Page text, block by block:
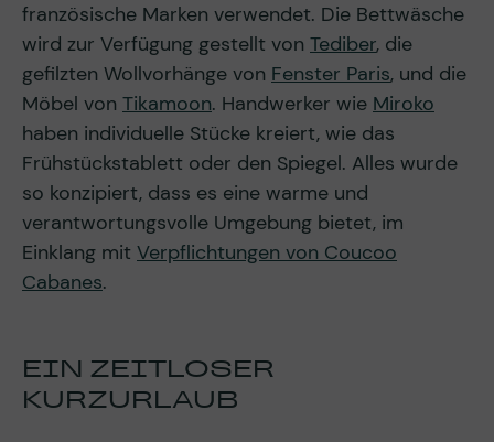
französische Marken verwendet. Die Bettwäsche
wird zur Verfügung gestellt von Tediber, die
gefilzten Wollvorhänge von Fenster Paris, und die
Möbel von Tikamoon. Handwerker wie Miroko
haben individuelle Stücke kreiert, wie das
Frühstückstablett oder den Spiegel. Alles wurde
so konzipiert, dass es eine warme und
verantwortungsvolle Umgebung bietet, im
Einklang mit Verpflichtungen von Coucoo
Cabanes.
EIN ZEITLOSER
KURZURLAUB